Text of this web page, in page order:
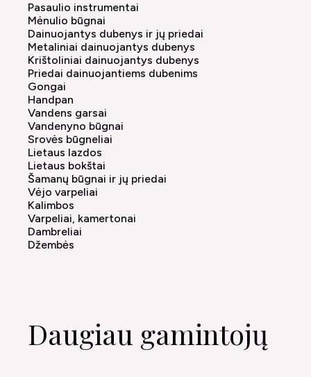
Pasaulio instrumentai
Mėnulio būgnai
Dainuojantys dubenys ir jų priedai
Metaliniai dainuojantys dubenys
Krištoliniai dainuojantys dubenys
Priedai dainuojantiems dubenims
Gongai
Handpan
Vandens garsai
Vandenyno būgnai
Srovės būgneliai
Lietaus lazdos
Lietaus bokštai
Šamanų būgnai ir jų priedai
Vėjo varpeliai
Kalimbos
Varpeliai, kamertonai
Dambreliai
Džembės
Daugiau gamintojų